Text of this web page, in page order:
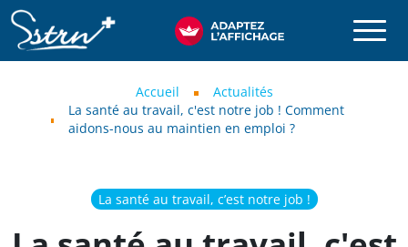
Aller au contenu principal
SSTRN
Accueil
Actualités
La santé au travail, c'est notre job ! Comment
aidons-nous au maintien en emploi ?
La santé au travail, c’est notre job !